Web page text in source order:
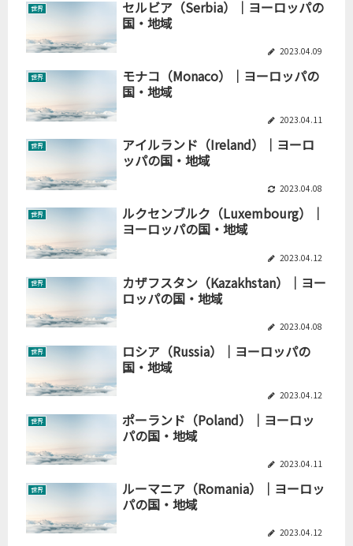
世界
セルビア（Serbia）｜ヨーロッパの
国・地域
2023.04.09
世界
モナコ（Monaco）｜ヨーロッパの
国・地域
2023.04.11
世界
アイルランド（Ireland）｜ヨーロ
ッパの国・地域
2023.04.08
世界
ルクセンブルク（Luxembourg）｜
ヨーロッパの国・地域
2023.04.12
世界
カザフスタン（Kazakhstan）｜ヨー
ロッパの国・地域
2023.04.08
世界
ロシア（Russia）｜ヨーロッパの
国・地域
2023.04.12
世界
ポーランド（Poland）｜ヨーロッ
パの国・地域
2023.04.11
世界
ルーマニア（Romania）｜ヨーロッ
パの国・地域
2023.04.12